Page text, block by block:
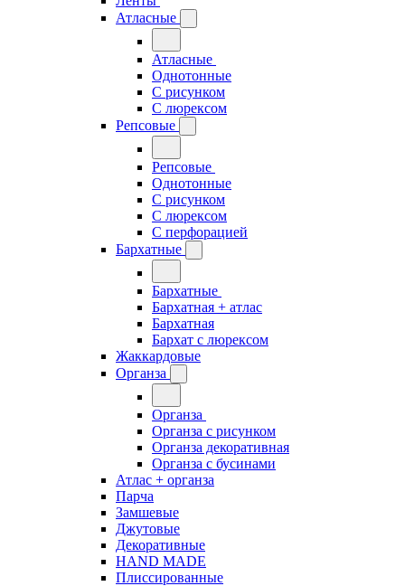
Атласные
Атласные
Однотонные
С рисунком
С люрексом
Репсовые
Репсовые
Однотонные
С рисунком
С люрексом
С перфорацией
Бархатные
Бархатные
Бархатная + атлас
Бархатная
Бархат с люрексом
Жаккардовые
Органза
Органза
Органза с рисунком
Органза декоративная
Органза с бусинами
Атлас + органза
Парча
Замшевые
Джутовые
Декоративные
HAND MADE
Плиссированные